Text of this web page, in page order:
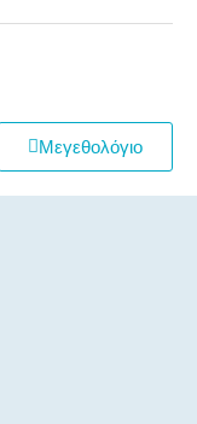
Μεγεθολόγιο